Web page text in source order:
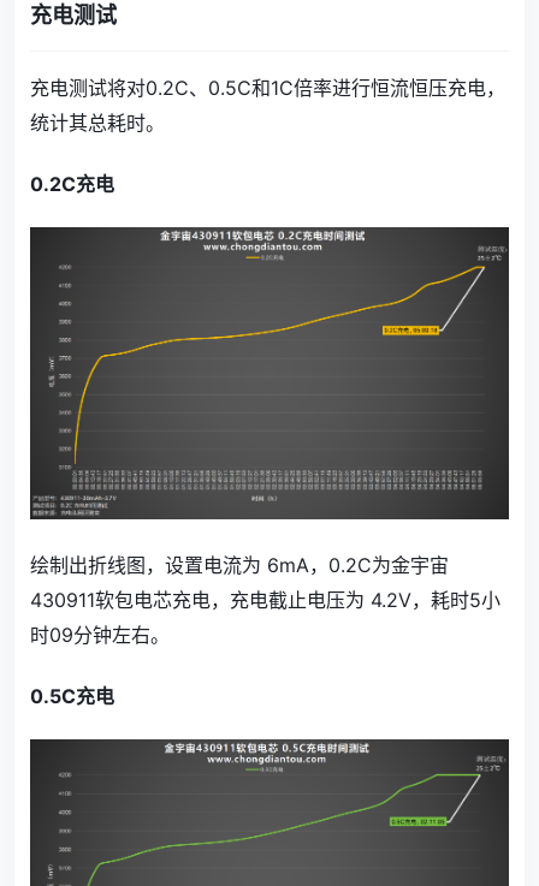
充电测试
充电测试将对0.2C、0.5C和1C倍率进行恒流恒压充电，
统计其总耗时。
0.2C充电
绘制出折线图，设置电流为 6mA，0.2C为金宇宙
430911软包电芯充电，充电截止电压为 4.2V，耗时5小
时09分钟左右。
0.5C充电